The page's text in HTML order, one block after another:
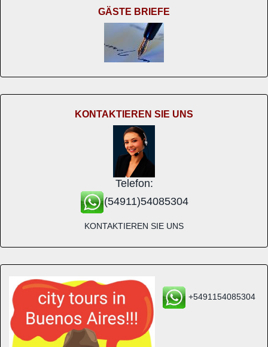
GÄSTE BRIEFE
KONTAKTIEREN SIE UNS
Telefon:
(54911)54085304
KONTAKTIEREN SIE UNS
+5491154085304